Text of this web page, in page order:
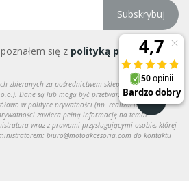
Subskrybuj
się z polityką prywatności
zbieranych za pośrednictwem sklepu internetowego
Dane są lub mogą być przetwarzane w celach oraz
w polityce prywatności (np. realizacja umowy,
zawiera pełną informację na temat
wraz z prawami przysługującymi osobie, której
biuro@motoakcesoria.com do kontaktu